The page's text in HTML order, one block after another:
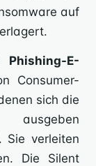
auf
Phishing-E-
Consumer-
sich die
Sie verleiten
Die Silent